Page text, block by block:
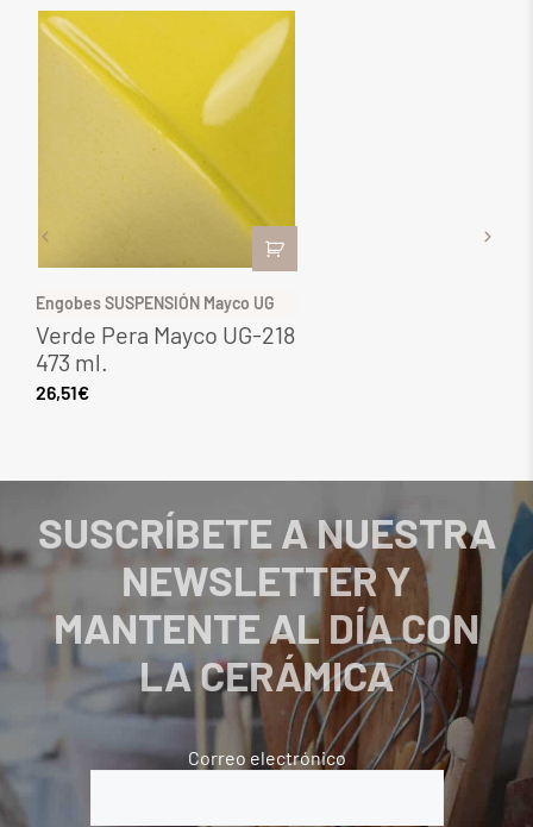
Engobes SUSPENSIÓN Mayco UG
Verde Pera Mayco UG-218
473 ml.
26,51€
SUSCRÍBETE A NUESTRA
NEWSLETTER Y
MANTENTE AL DÍA CON
LA CERÁMICA
Correo electrónico